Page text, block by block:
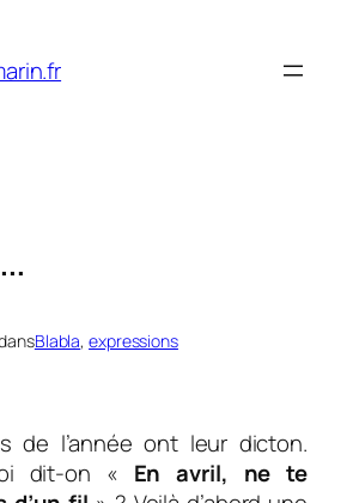
Blabla, expressions
de l’année ont leur dicton.
dit-on « En avril, ne te